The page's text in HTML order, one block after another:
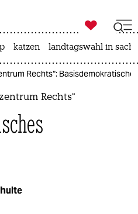
ich

taz zahl ich
katzen landtagswahl in
Rechts“:
Rechts“